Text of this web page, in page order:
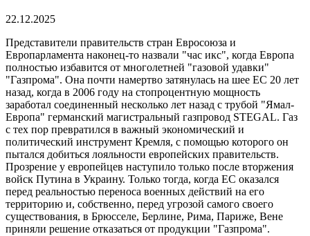
22.12.2025
Представители правительств стран Евросоюза и
Европарламента наконец-то назвали "час икс", когда Европа
полностью избавится от многолетней "газовой удавки"
"Газпрома". Она почти намертво затянулась на шее ЕС 20 лет
назад, когда в 2006 году на стопроцентную мощность
заработал соединенный несколько лет назад с трубой "Ямал-
Европа" германский магистральный газпровод STEGAL. Газ
с тех пор превратился в важный экономический и
политический инструмент Кремля, с помощью которого он
пытался добиться лояльности европейских правительств.
Прозрение у европейцев наступило только после вторжения
войск Путина в Украину. Только тогда, когда ЕС оказался
перед реальностью переноса военных действий на его
территорию и, собственно, перед угрозой самого своего
существования, в Брюсселе, Берлине, Рима, Париже, Вене
приняли решение отказаться от продукции "Газпрома".